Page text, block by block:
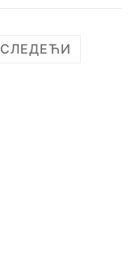
СЛЕДЕЋИ